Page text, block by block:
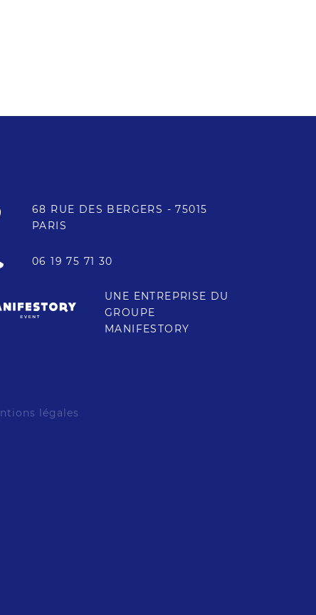
68 RUE DES BERGERS - 75015
PARIS
06 19 75 71 30
UNE ENTREPRISE DU
GROUPE
MANIFESTORY
légales